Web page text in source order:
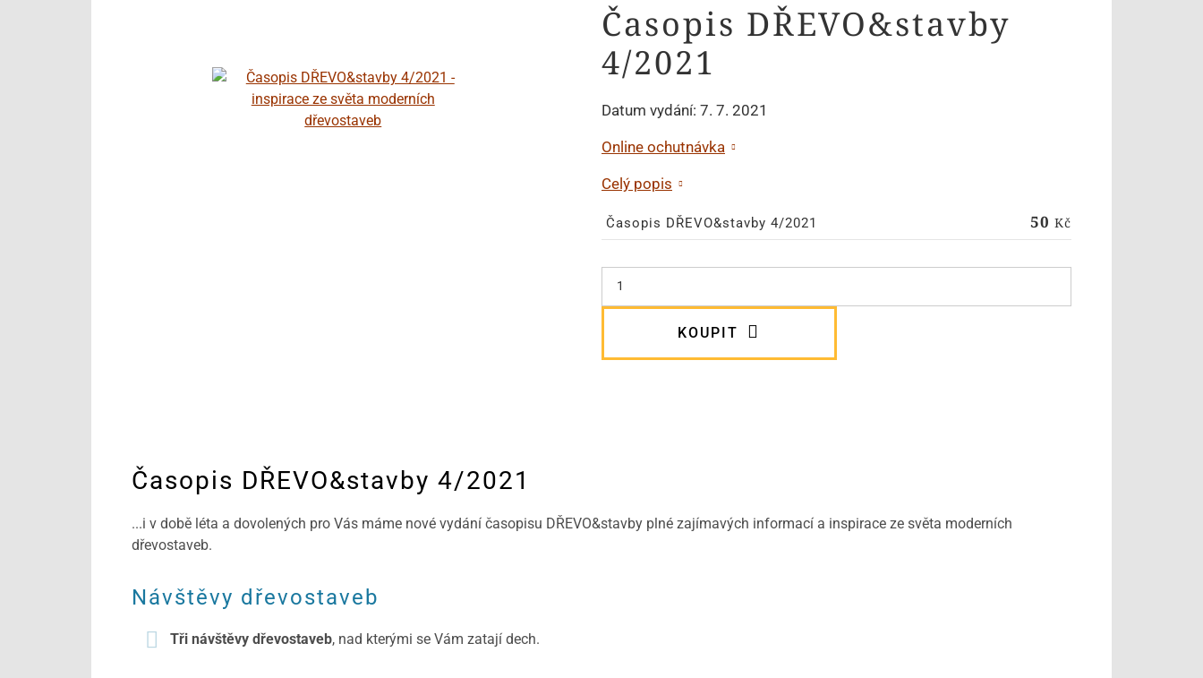
Časopis DŘEVO&stavby
4/2021
Datum vydání: 7. 7. 2021
Online ochutnávka
Celý popis
Časopis DŘEVO&stavby 4/2021 50 Kč
KOUPIT
Časopis DŘEVO&stavby 4/2021
...i v době léta a dovolených pro Vás máme nové vydání časopisu DŘEVO&stavby plné zajímavých informací a inspirace ze světa moderních
dřevostaveb.
Návštěvy dřevostaveb
Tři návštěvy dřevostaveb, nad kterými se Vám zatají dech.